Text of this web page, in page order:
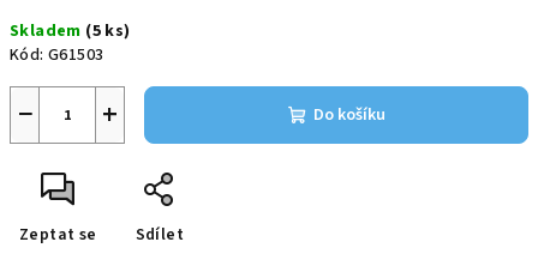
cena:
Skladem (5 ks)
Kód: G61503
+
− Do košíku
Zeptat se Sdílet